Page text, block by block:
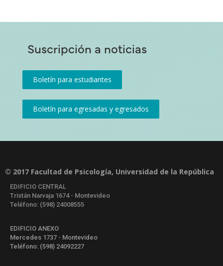
Suscripción a noticias
© 2017 Facultad de Psicología, Universidad de la República
EDIFICIO CENTRAL
Tristán Narvaja 1674 - Montevideo
Teléfono: (598) 24008555
EDIFICIO ANEXO
Mercedes 1737 - Montevideo
Teléfono: (598) 24092227